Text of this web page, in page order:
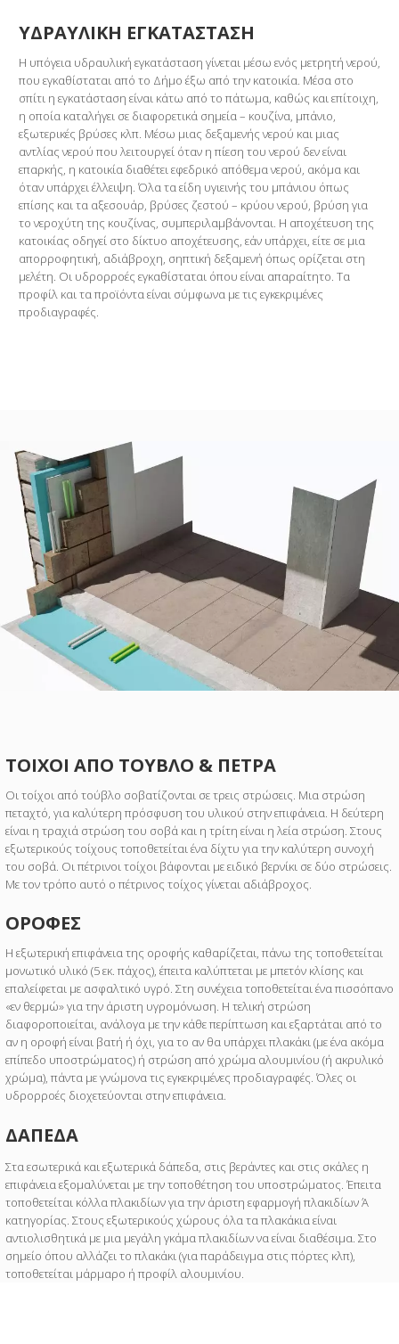
ΥΔΡΑΥΛΙΚΗ ΕΓΚΑΤΑΣΤΑΣΗ
Η υπόγεια υδραυλική εγκατάσταση γίνεται μέσω ενός μετρητή νερού,
που εγκαθίσταται από το Δήμο έξω από την κατοικία. Μέσα στο
σπίτι η εγκατάσταση είναι κάτω από το πάτωμα, καθώς και επίτοιχη,
η οποία καταλήγει σε διαφορετικά σημεία – κουζίνα, μπάνιο,
εξωτερικές βρύσες κλπ. Μέσω μιας δεξαμενής νερού και μιας
αντλίας νερού που λειτουργεί όταν η πίεση του νερού δεν είναι
επαρκής, η κατοικία διαθέτει εφεδρικό απόθεμα νερού, ακόμα και
όταν υπάρχει έλλειψη. Όλα τα είδη υγιεινής του μπάνιου όπως
επίσης και τα αξεσουάρ, βρύσες ζεστού – κρύου νερού, βρύση για
το νεροχύτη της κουζίνας, συμπεριλαμβάνονται. Η αποχέτευση της
κατοικίας οδηγεί στο δίκτυο αποχέτευσης, εάν υπάρχει, είτε σε μια
απορροφητική, αδιάβροχη, σηπτική δεξαμενή όπως ορίζεται στη
μελέτη. Οι υδρορροές εγκαθίσταται όπου είναι απαραίτητο. Τα
προφίλ και τα προϊόντα είναι σύμφωνα με τις εγκεκριμένες
προδιαγραφές.
ΤΟΙΧΟΙ ΑΠΟ ΤΟΥΒΛΟ & ΠΕΤΡΑ
Οι τοίχοι από τούβλο σοβατίζονται σε τρεις στρώσεις. Μια στρώση
πεταχτό, για καλύτερη πρόσφυση του υλικού στην επιφάνεια. Η δεύτερη
είναι η τραχιά στρώση του σοβά και η τρίτη είναι η λεία στρώση. Στους
εξωτερικούς τοίχους τοποθετείται ένα δίχτυ για την καλύτερη συνοχή
του σοβά. Οι πέτρινοι τοίχοι βάφονται με ειδικό βερνίκι σε δύο στρώσεις.
Με τον τρόπο αυτό ο πέτρινος τοίχος γίνεται αδιάβροχος.
ΟΡΟΦΕΣ
Η εξωτερική επιφάνεια της οροφής καθαρίζεται, πάνω της τοποθετείται
μονωτικό υλικό (5 εκ. πάχος), έπειτα καλύπτεται με μπετόν κλίσης και
επαλείφεται με ασφαλτικό υγρό. Στη συνέχεια τοποθετείται ένα πισσόπανο
«εν θερμώ» για την άριστη υγρομόνωση. Η τελική στρώση
διαφοροποιείται, ανάλογα με την κάθε περίπτωση και εξαρτάται από το
αν η οροφή είναι βατή ή όχι, για το αν θα υπάρχει πλακάκι (με ένα ακόμα
επίπεδο υποστρώματος) ή στρώση από χρώμα αλουμινίου (ή ακρυλικό
χρώμα), πάντα με γνώμονα τις εγκεκριμένες προδιαγραφές. Όλες οι
υδρορροές διοχετεύονται στην επιφάνεια.
ΔΑΠΕΔΑ
Στα εσωτερικά και εξωτερικά δάπεδα, στις βεράντες και στις σκάλες η
επιφάνεια εξομαλύνεται με την τοποθέτηση του υποστρώματος. Έπειτα
τοποθετείται κόλλα πλακιδίων για την άριστη εφαρμογή πλακιδίων Ά
κατηγορίας. Στους εξωτερικούς χώρους όλα τα πλακάκια είναι
αντιολισθητικά με μια μεγάλη γκάμα πλακιδίων να είναι διαθέσιμα. Στο
σημείο όπου αλλάζει το πλακάκι (για παράδειγμα στις πόρτες κλπ),
τοποθετείται μάρμαρο ή προφίλ αλουμινίου.